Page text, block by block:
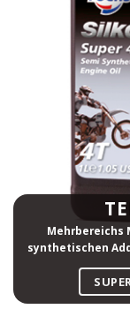
Mehrbereichs
synthetischen